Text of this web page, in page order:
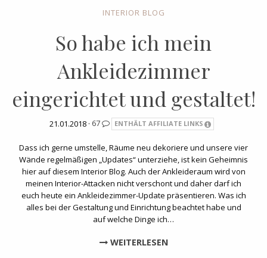
INTERIOR BLOG
So habe ich mein
Ankleidezimmer
eingerichtet und gestaltet!
21.01.2018 · 67 ENTHÄLT AFFILIATE LINKS
Dass ich gerne umstelle, Räume neu dekoriere und unsere vier
Wände regelmäßigen „Updates“ unterziehe, ist kein Geheimnis
hier auf diesem Interior Blog. Auch der Ankleideraum wird von
meinen Interior-Attacken nicht verschont und daher darf ich
euch heute ein Ankleidezimmer-Update präsentieren. Was ich
alles bei der Gestaltung und Einrichtung beachtet habe und
auf welche Dinge ich…
WEITERLESEN